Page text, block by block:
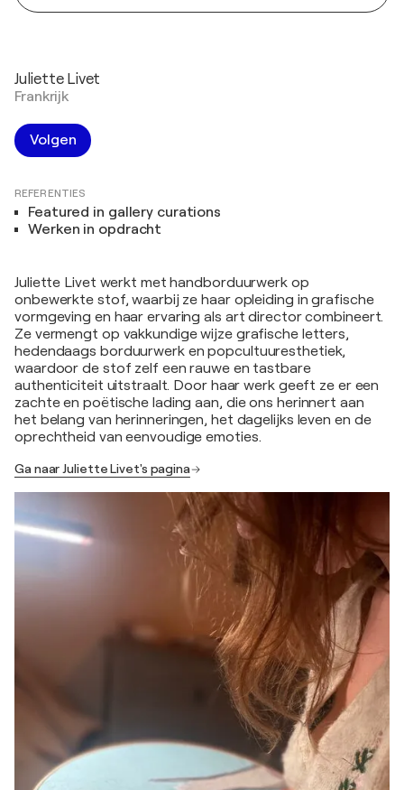
Juliette Livet
Frankrijk
Volgen
REFERENTIES
Featured in gallery curations
Werken in opdracht
Juliette Livet werkt met handborduurwerk op
onbewerkte stof, waarbij ze haar opleiding in grafische
vormgeving en haar ervaring als art director combineert.
Ze vermengt op vakkundige wijze grafische letters,
hedendaags borduurwerk en popcultuuresthetiek,
waardoor de stof zelf een rauwe en tastbare
authenticiteit uitstraalt. Door haar werk geeft ze er een
zachte en poëtische lading aan, die ons herinnert aan
het belang van herinneringen, het dagelijks leven en de
oprechtheid van eenvoudige emoties.
Ga naar Juliette Livet's pagina